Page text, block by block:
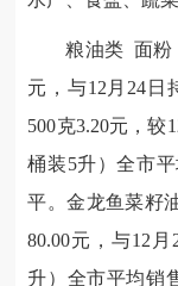
粮油类 面粉
元，与12月24日
500克3.20元，较
桶装5升）全市
平。金龙鱼菜籽
80.00元，与12
升）全市平均销